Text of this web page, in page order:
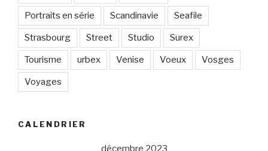
Portraits en série Scandinavie Seafile
Strasbourg Street Studio Surex
Tourisme urbex Venise Voeux Vosges
Voyages
CALENDRIER
décembre 2023